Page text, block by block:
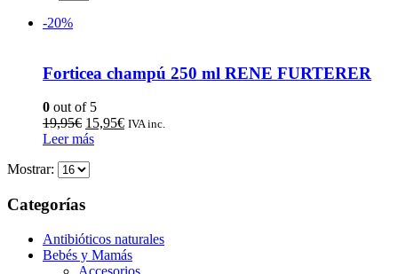
-20%
Forticea champú 250 ml RENE FURTERER
0 out of 5
19,95€ 15,95€ IVA inc.
Leer más
Mostrar:
Categorías
Antibióticos naturales
Bebés y Mamás
Accesorios